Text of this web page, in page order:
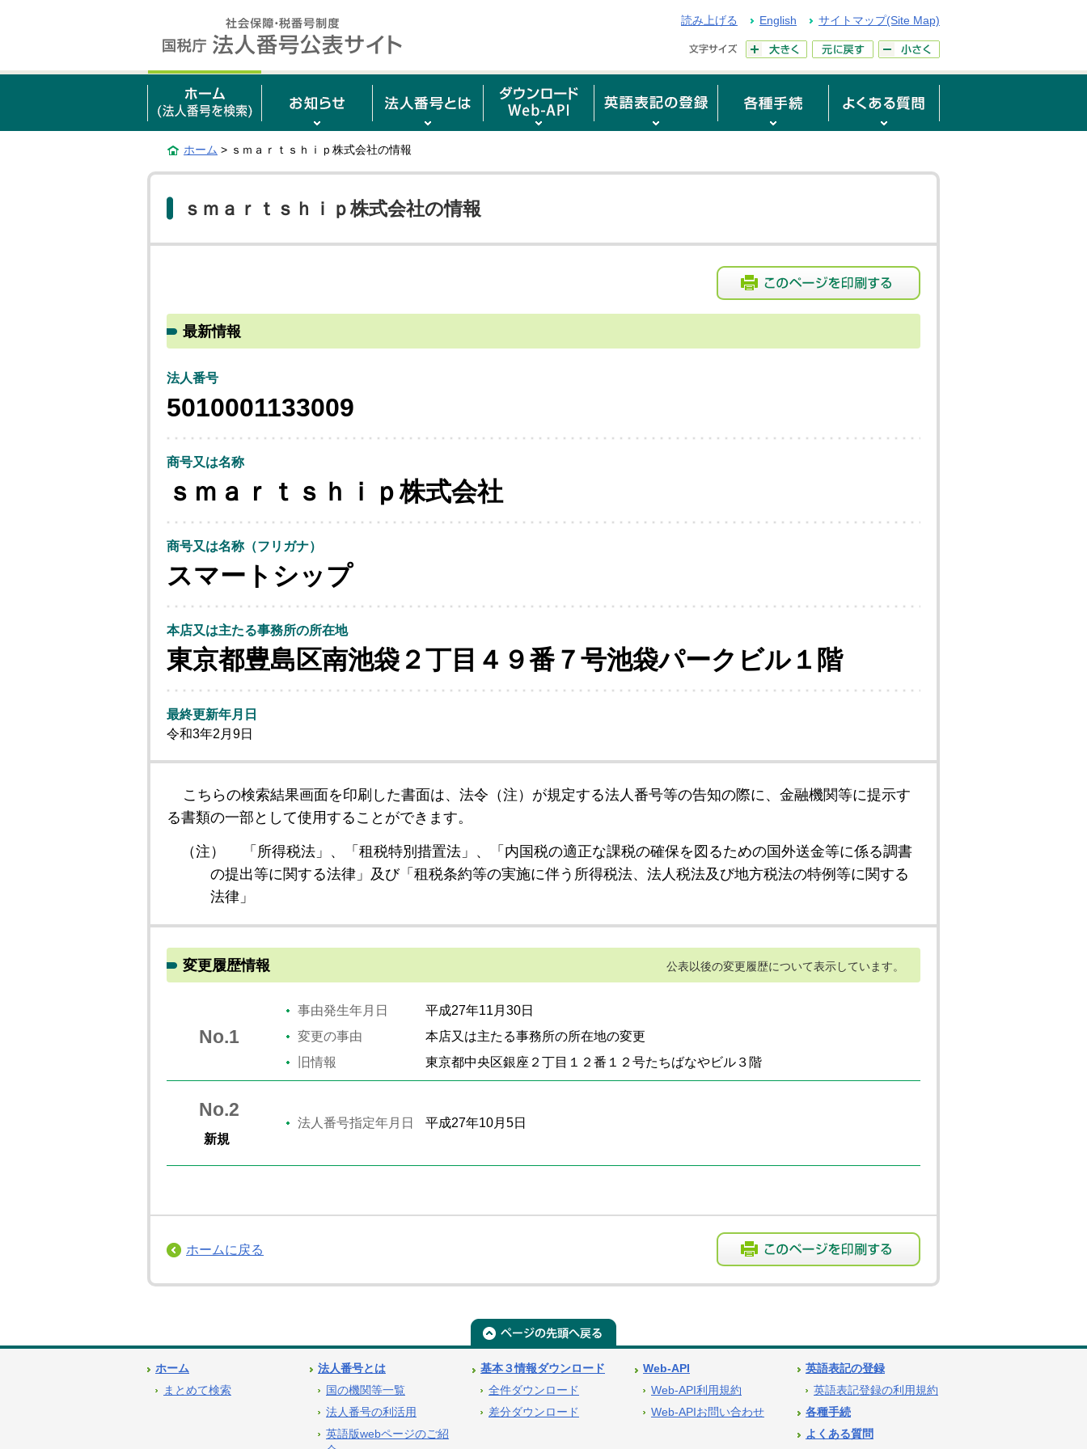
読み上げる English サイトマップ(Site Map)
ホーム > ｓｍａｒｔｓｈｉｐ株式会社の情報
ｓｍａｒｔｓｈｉｐ株式会社の情報
最新情報
法人番号
5010001133009
商号又は名称
ｓｍａｒｔｓｈｉｐ株式会社
商号又は名称（フリガナ）
スマートシップ
本店又は主たる事務所の所在地
東京都豊島区南池袋２丁目４９番７号池袋パークビル１階
最終更新年月日
令和3年2月9日
こちらの検索結果画面を印刷した書面は、法令（注）が規定する法人番号等の告知の際に、金融機関等に提示す
る書類の一部として使用することができます。
（注）
「所得税法」、「租税特別措置法」、「内国税の適正な課税の確保を図るための国外送金等に係る調書
の提出等に関する法律」及び「租税条約等の実施に伴う所得税法、法人税法及び地方税法の特例等に関する
法律」
変更履歴情報 公表以後の変更履歴について表示しています。
No.1
事由発生年月日
平成27年11月30日
変更の事由
本店又は主たる事務所の所在地の変更
旧情報
東京都中央区銀座２丁目１２番１２号たちばなやビル３階
No.2
新規
法人番号指定年月日 平成27年10月5日
ホームに戻る
ホーム
まとめて検索
法人番号とは
国の機関等一覧
法人番号の利活用
英語版webページのご紹
基本３情報ダウンロード
全件ダウンロード
差分ダウンロード
Web-API
Web-API利用規約
Web-APIお問い合わせ
英語表記の登録
英語表記登録の利用規約
各種手続
よくある質問